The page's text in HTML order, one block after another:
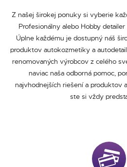
Z našej širokej ponuky si vyberie
Profesionálny alebo Hobby
Úplne každému je dostupný náš
produktov autokozmetiky a
renomovaných výrobcov z celého
naviac naša odborná pomoc,
najvhodnejších riešení a produktov
ste si vždy